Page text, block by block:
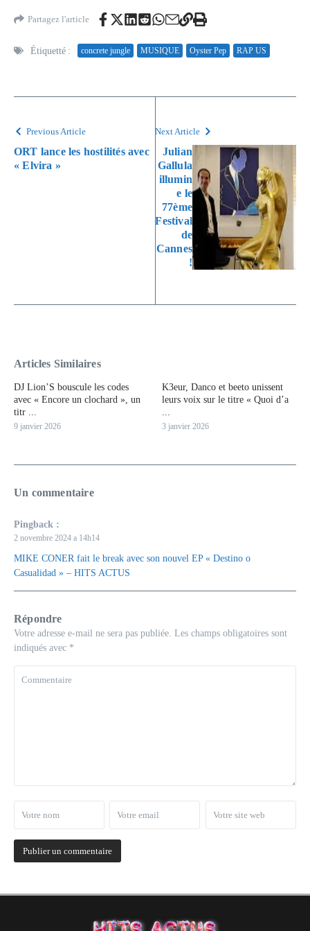
Partagez l'article
Étiquetté : concrete jungle MUSIQUE Oyster Pep RAP US
Previous Article
ORT lance les hostilités avec
« Elvira »
Next Article
Julian
Gallula
illumin
e le
77ème
Festival
de
Cannes
!
Articles Similaires
DJ Lion’S bouscule les codes
avec « Encore un clochard », un
titr ...
9 janvier 2026
K3eur, Danco et beeto unissent
leurs voix sur le titre « Quoi d’a
3 janvier 2026
Un commentaire
Pingback :
2 novembre 2024 a 14h14
MIKE CONER fait le break avec son nouvel EP « Destino o
Casualidad » – HITS ACTUS
Répondre
Votre adresse e-mail ne sera pas publiée. Les champs obligatoires sont
indiqués avec *